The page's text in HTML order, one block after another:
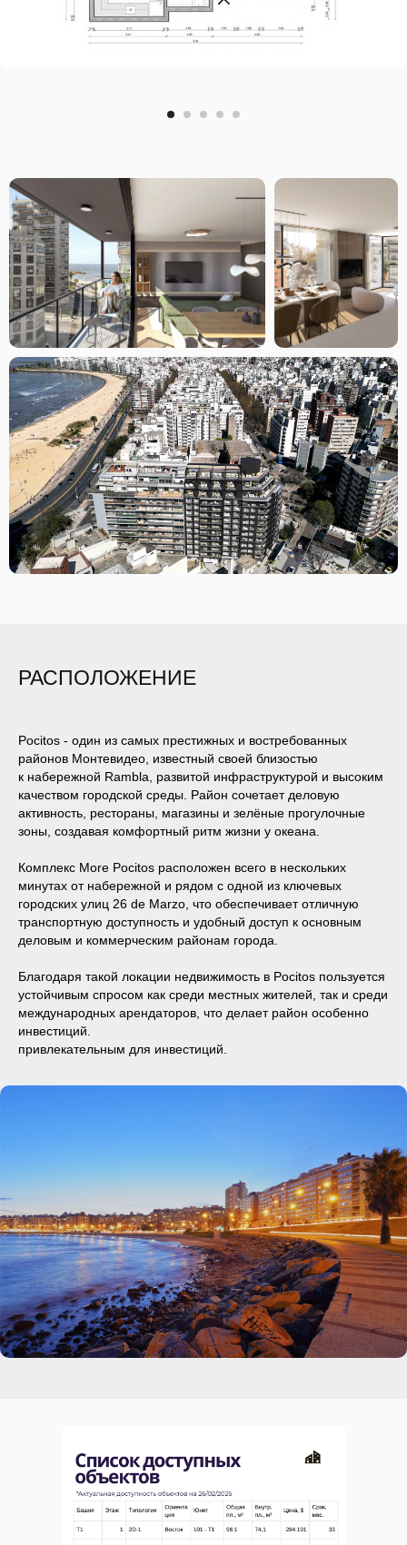
РАСПОЛОЖЕНИЕ
Pocitos - один из самых престижных и востребованных
районов Монтевидео, известный своей близостью
к набережной Rambla, развитой инфраструктурой и высоким
качеством городской среды. Район сочетает деловую
активность, рестораны, магазины и зелёные прогулочные
зоны, создавая комфортный ритм жизни у океана.
Комплекс More Pocitos расположен всего в нескольких
минутах от набережной и рядом с одной из ключевых
городских улиц 26 de Marzo, что обеспечивает отличную
транспортную доступность и удобный доступ к основным
деловым и коммерческим районам города.
Благодаря такой локации недвижимость в Pocitos пользуется
устойчивым спросом как среди местных жителей, так и среди
международных арендаторов, что делает район особенно
инвестиций.
привлекательным для инвестиций.